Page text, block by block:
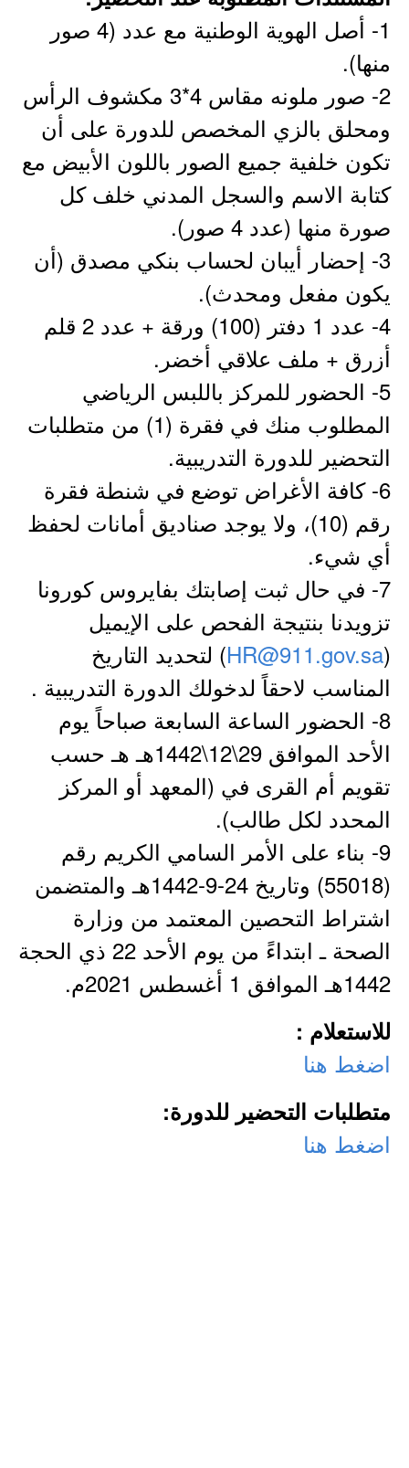
1- أصل الهوية الوطنية مع عدد (4 صور
منها).
2- صور ملونه مقاس 4*3 مكشوف الرأس
ومحلق بالزي المخصص للدورة على أن
تكون خلفية جميع الصور باللون الأبيض مع
كتابة الاسم والسجل المدني خلف كل
صورة منها (عدد 4 صور).
3- إحضار أيبان لحساب بنكي مصدق (أن
يكون مفعل ومحدث).
4- عدد 1 دفتر (100) ورقة + عدد 2 قلم
أزرق + ملف علاقي أخضر.
5- الحضور للمركز باللبس الرياضي
المطلوب منك في فقرة (1) من متطلبات
التحضير للدورة التدريبية.
6- كافة الأغراض توضع في شنطة فقرة
رقم (10)، ولا يوجد صناديق أمانات لحفظ
أي شيء.
7- في حال ثبت إصابتك بفايروس كورونا
تزويدنا بنتيجة الفحص على الإيميل
(
HR@911.gov.sa) لتحديد التاريخ
المناسب لاحقاً لدخولك الدورة التدريبية .
8- الحضور الساعة السابعة صباحاً يوم
الأحد الموافق 29\12\1442هـ هـ حسب
تقويم أم القرى في (المعهد أو المركز
المحدد لكل طالب).
9- بناء على الأمر السامي الكريم رقم
(55018) وتاريخ 24-9-1442هـ والمتضمن
اشتراط التحصين المعتمد من وزارة
الصحة ـ ابتداءً من يوم الأحد 22 ذي الحجة
1442هـ الموافق 1 أغسطس 2021م.
للاستعلام :
اضغط هنا
متطلبات التحضير للدورة:
اضغط هنا